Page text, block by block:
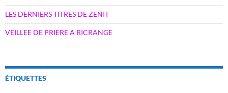
LES DERNIERS TITRES DE ZENIT
VEILLEE DE PRIERE A RICRANGE
ÉTIQUETTES